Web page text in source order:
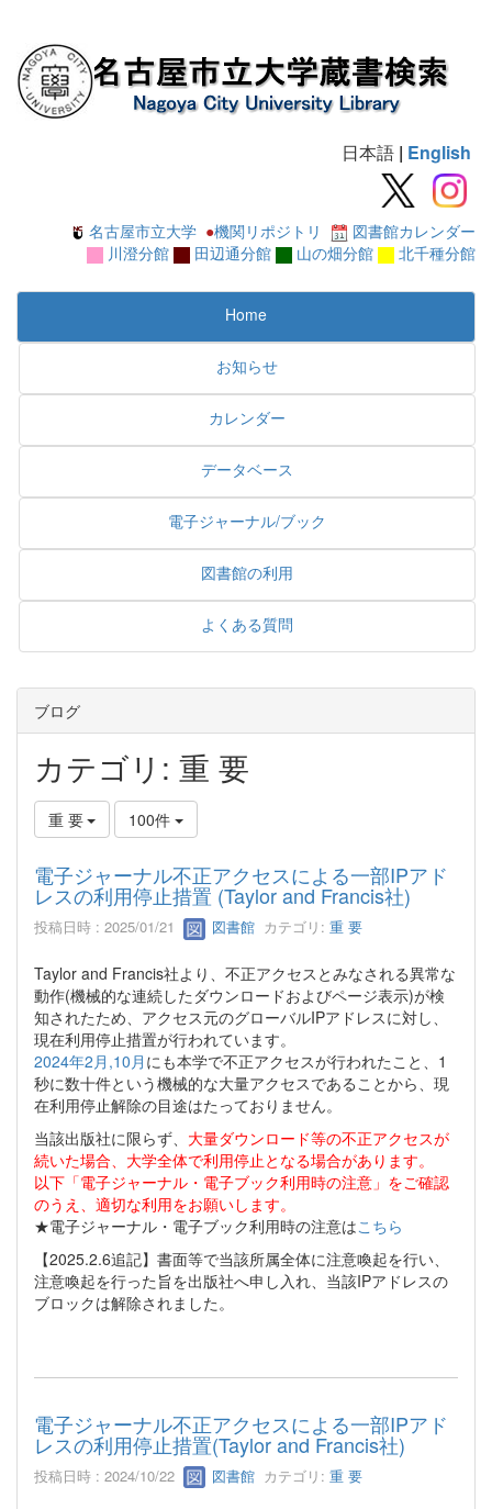
日本語 | English
名古屋市立大学 ●機関リポジトリ
図書館カレンダー
川澄分館
田辺通分館 山の畑分館 北千種分館
Home
お知らせ
カレンダー
データベース
電子ジャーナル/ブック
図書館の利用
よくある質問
ブログ
カテゴリ: 重 要
重 要 100件
電子ジャーナル不正アクセスによる一部IPアド
レスの利用停止措置 (Taylor and Francis社)
投稿日時 : 2025/01/21 図書館 カテゴリ: 重 要
Taylor and Francis社より、不正アクセスとみなされる異常な
動作(機械的な連続したダウンロードおよびページ表示)が検
知されたため、アクセス元のグローバルIPアドレスに対し、
現在利用停止措置が行われています。
2024年2月,10月 にも本学で不正アクセスが行われたこと、1
秒に数十件という機械的な大量アクセスであることから、現
在利用停止解除の目途はたっておりません。
当該出版社に限らず、 大量ダウンロード等の不正アクセスが
続いた場合、大学全体で利用停止となる場合があります。
以下「電子ジャーナル・電子ブック利用時の注意」をご確認
のうえ、適切な利用をお願いします。
★電子ジャーナル・電子ブック利用時の注意はこちら
【2025.2.6追記】書面等で当該所属全体に注意喚起を行い、
注意喚起を行った旨を出版社へ申し入れ、当該IPアドレスの
ブロックは解除されました。
電子ジャーナル不正アクセスによる一部IPアド
レスの利用停止措置(Taylor and Francis社)
投稿日時 : 2024/10/22 図書館 カテゴリ: 重 要